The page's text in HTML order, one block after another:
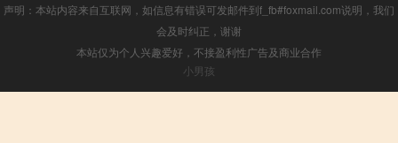
声明：本站内容来自互联网，如信息有错误可发邮件到f_fb#foxmail.com说明，我们
会及时纠正，谢谢
本站仅为个人兴趣爱好，不接盈利性广告及商业合作
小男孩